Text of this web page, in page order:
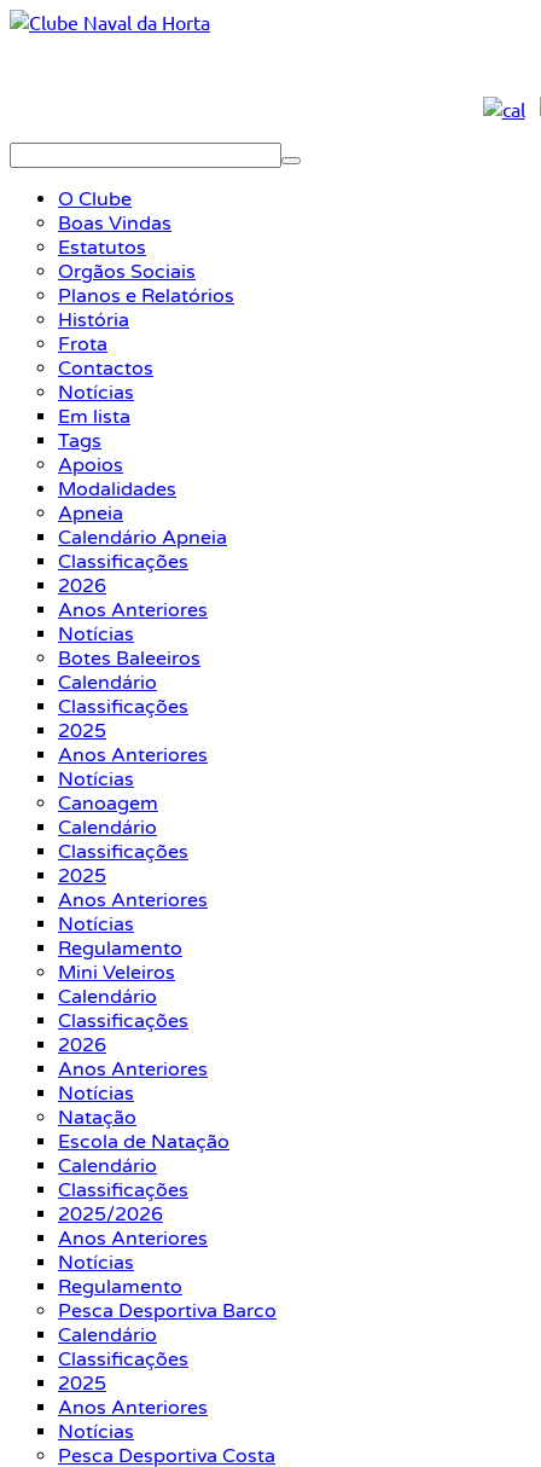
O Clube
Boas Vindas
Estatutos
Orgãos Sociais
Planos e Relatórios
História
Frota
Contactos
Notícias
Em lista
Tags
Apoios
Modalidades
Apneia
Calendário Apneia
Classificações
2026
Anos Anteriores
Notícias
Botes Baleeiros
Calendário
Classificações
2025
Anos Anteriores
Notícias
Canoagem
Calendário
Classificações
2025
Anos Anteriores
Notícias
Regulamento
Mini Veleiros
Calendário
Classificações
2026
Anos Anteriores
Notícias
Natação
Escola de Natação
Calendário
Classificações
2025/2026
Anos Anteriores
Notícias
Regulamento
Pesca Desportiva Barco
Calendário
Classificações
2025
Anos Anteriores
Notícias
Pesca Desportiva Costa